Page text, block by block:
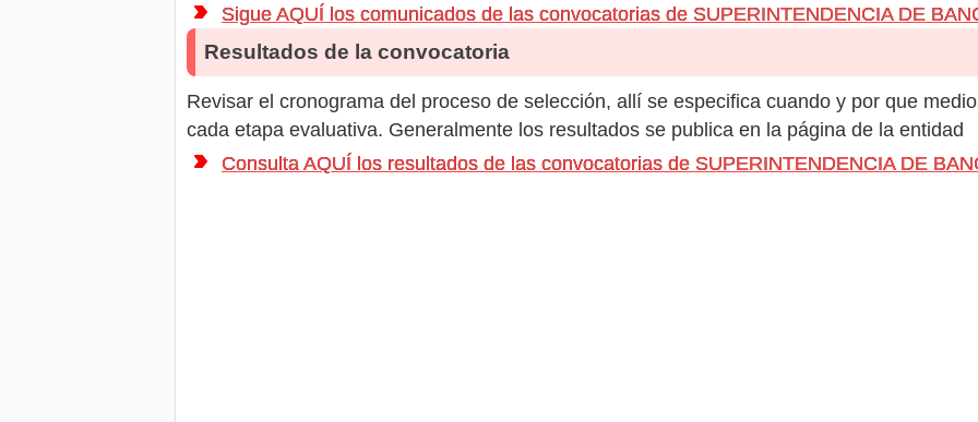
Sigue AQUÍ los comunicados de las convocatorias de SUPERINTENDENCIA DE
Resultados de la convocatoria
Revisar el cronograma del proceso de selección, allí se especifica cuando y por que
cada etapa evaluativa. Generalmente los resultados se publica en la página de la entidad
Consulta AQUÍ los resultados de las convocatorias de SUPERINTENDENCIA DE